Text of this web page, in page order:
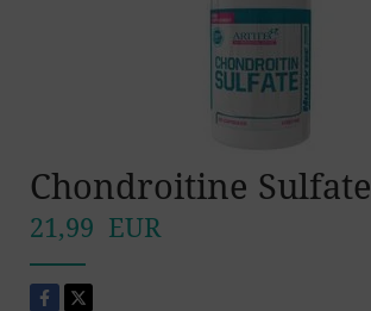
Chondroitine Sulfate
21,99 EUR